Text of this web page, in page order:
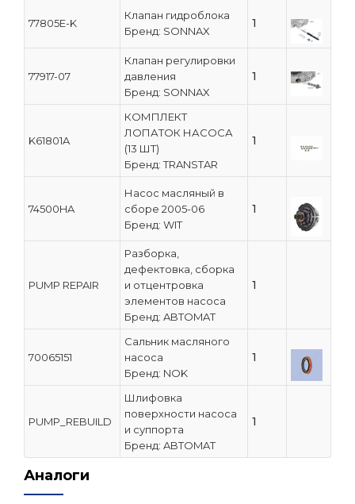
77805E-K
Клапан гидроблока
Бренд: SONNAX
1
77917-07
Клапан регулировки
давления
Бренд: SONNAX
1
K61801A
КОМПЛЕКТ
ЛОПАТОК НАСОСА
(13 ШТ)
Бренд: TRANSTAR
1
74500HA
Насос масляный в
сборе 2005-06
Бренд: WIT
1
PUMP REPAIR
Разборка,
дефектовка, сборка
и отцентровка
элементов насоса
Бренд: ABTOMAT
1
70065151
Сальник масляного
насоса
Бренд: NOK
1
PUMP_REBUILD
Шлифовка
поверхности насоса
и суппорта
Бренд: ABTOMAT
1
Аналоги